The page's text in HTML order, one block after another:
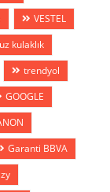
VESTEL
kulaklık
trendyol
GOOGLE
Garanti BBVA